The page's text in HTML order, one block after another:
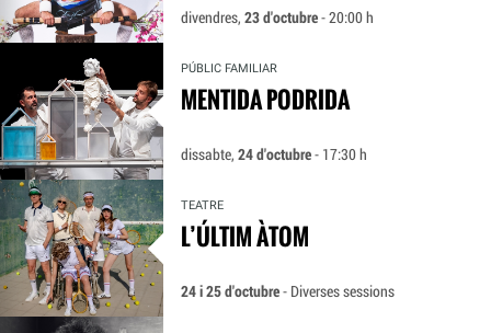
divendres,23 d'octubre- 20:00 h
PÚBLIC FAMILIAR
MENTIDA PODRIDA
dissabte,24 d'octubre- 17:30 h
TEATRE
L’ÚLTIM ÀTOM
24 i 25 d'octubre- Diverses sessions